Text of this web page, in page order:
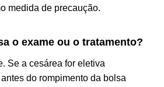
medida de precaução.
o exame ou o tratamento?
Se a cesárea for eletiva
do rompimento da bolsa